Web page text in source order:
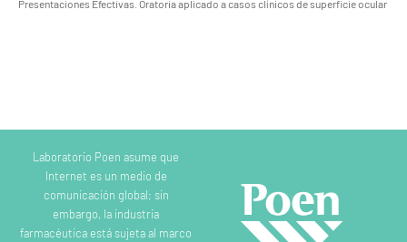
Presentaciones Efectivas. Oratoria aplicado a casos clínicos de superficie ocular
Laboratorio Poen asume que
Internet es un medio de
comunicación global; sin
embargo, la industria
farmacéutica está sujeta al marco